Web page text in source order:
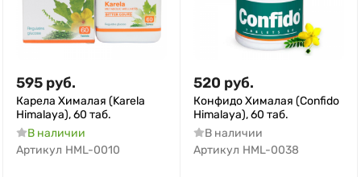
595 руб.
Карела Хималая (Karela
Himalaya), 60 таб.
В наличии
Артикул HML-0010
520 руб.
Конфидо Хималая (Confido
Himalaya), 60 таб.
В наличии
Артикул HML-0038